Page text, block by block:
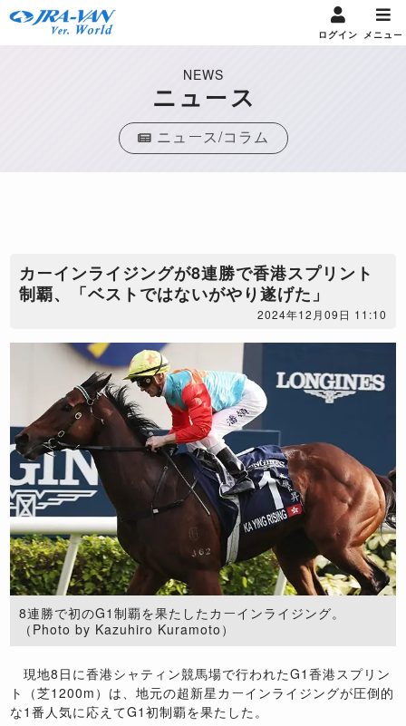
ログイン メニュー
NEWS
ニュース
ニュース/コラム
​カーインライジングが8連勝で香港スプリント
制覇、「ベストではないがやり遂げた」
2024年12月09日 11:10
8連勝で初のG1制覇を果たしたカーインライジング。
（Photo by Kazuhiro Kuramoto）
現地8日に香港シャティン競馬場で行われたG1香港スプリン
ト（芝1200m）は、地元の超新星カーインライジングが圧倒的
な1番人気に応えてG1初制覇を果たした。